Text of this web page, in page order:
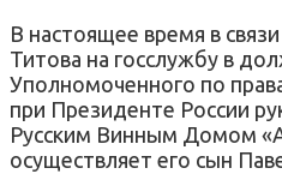
В настоящее время в
Титова на госслужбу в
Уполномоченного по
при Президенте России
Русским Винным Домом
осуществляет его сын